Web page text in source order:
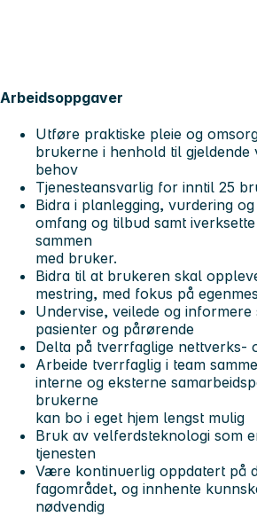
Arbeidsoppgaver
Utføre praktiske pleie og
brukerne i henhold til gjeldende
behov
Tjenesteansvarlig for inntil 25
Bidra i planlegging, vurdering
omfang og tilbud samt
sammen
med bruker.
Bidra til at brukeren skal
mestring, med fokus på
Undervise, veilede og informere
pasienter og pårørende
Delta på tverrfaglige nettverks-
Arbeide tverrfaglig i team
interne og eksterne
brukerne
kan bo i eget hjem lengst mulig
Bruk av velferdsteknologi som
tjenesten
Være kontinuerlig oppdatert på
fagområdet, og innhente
nødvendig